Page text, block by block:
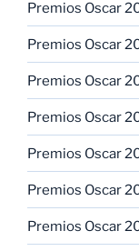
Premios Oscar
Premios Oscar
Premios Oscar
Premios Oscar
Premios Oscar
Premios Oscar
Premios Oscar